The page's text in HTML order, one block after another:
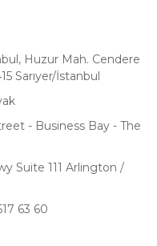
Huzur Mah. Cendere
Sarıyer/İstanbul
- Business Bay - The
Suite 111 Arlington /
63 60